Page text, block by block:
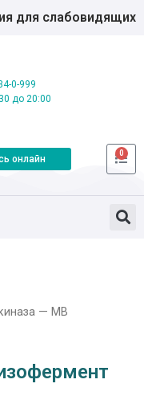
для слабовидящих
0-999
до 20:00
онлайн
0
— МВ